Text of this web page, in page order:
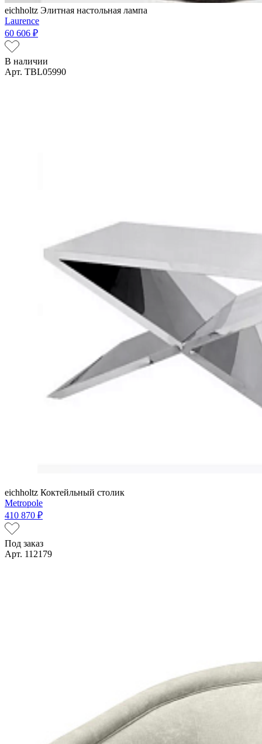
eichholtz Элитная настольная лампа
Laurence
60 606 ₽
В наличии
Арт. TBL05990
eichholtz Коктейльный столик
Metropole
410 870 ₽
Под заказ
Арт. 112179